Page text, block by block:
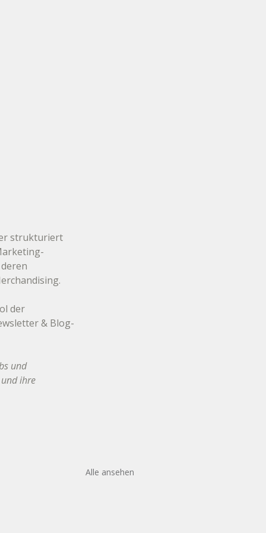
strukturiert
der
& Blog-
und
ihre
Alle ansehen